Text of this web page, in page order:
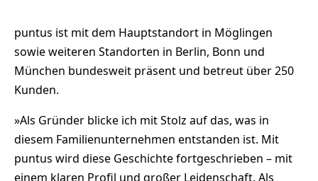
puntus ist mit dem Hauptstandort in Möglingen
sowie weiteren Standorten in Berlin, Bonn und
München bundesweit präsent und betreut über 250
Kunden.
»Als Gründer blicke ich mit Stolz auf das, was in
diesem Familienunternehmen entstanden ist. Mit
puntus wird diese Geschichte fortgeschrieben – mit
einem klaren Profil und großer Leidenschaft. Als